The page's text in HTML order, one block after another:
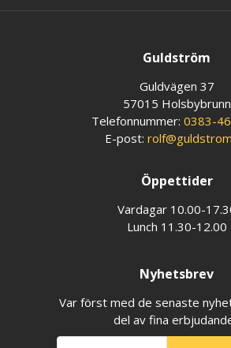
Guldström
Guldvägen 37
57015 Holsbybrunn
Telefonnummer: 0383-
E-post:
Öppettider
Vardagar 10.00-
Lunch 11.30-12.00
Nyhetsbrev
Var först med de senaste
del av fina